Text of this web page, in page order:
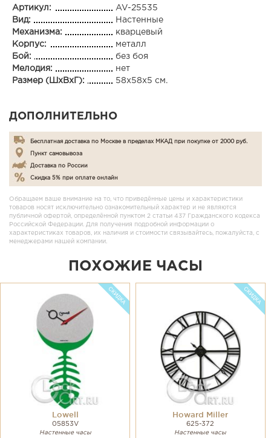
Артикул:
AV-25535
Вид:
Настенные
Механизма:
кварцевый
Корпус:
металл
Бой:
без боя
Мелодия:
нет
Размер (ШхВхГ):
58x58x5 см.
ДОПОЛНИТЕЛЬНО
Бесплатная доставка по Москве в пределах МКАД при покупке от 2000 руб.
Пункт самовывоза
Доставка по России
Скидка 5% при оплате онлайн
Обращаем ваше внимание на то, что приведённые цены и характеристики
товаров носят исключительно ознакомительный характер и не являются
публичной офертой, определённой пунктом 2 статьи 437 Гражданского кодекса
Российской Федерации. Для получения подробной информации о
характеристиках товаров, их наличия и стоимости связывайтесь, пожалуйста, с
менеджерами нашей компании.
ПОХОЖИЕ ЧАСЫ
Lowell
05853V
Настенные часы
Howard Miller
625-372
Настенные часы